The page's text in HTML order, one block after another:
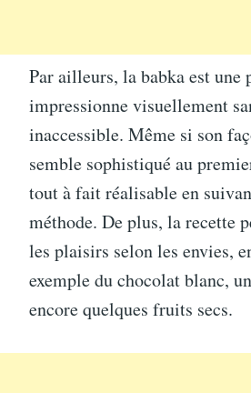
Par ailleurs, la babka est une
impressionne visuellement
inaccessible. Même si son
semble sophistiqué au
tout à fait réalisable en
méthode. De plus, la recette
les plaisirs selon les envies,
exemple du chocolat blanc,
encore quelques fruits secs.